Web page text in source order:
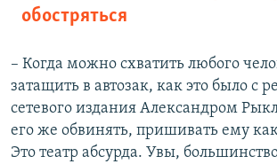
обостряться
– Когда можно схватить любого
затащить в автозак, как это было с
сетевого издания Александром
его же обвинять, пришивать ему
Это театр абсурда. Увы,